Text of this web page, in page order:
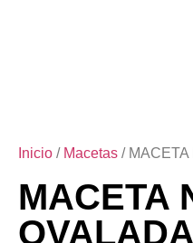
Inicio / Macetas / MACETA
MACETA